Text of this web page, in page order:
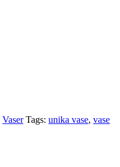
Vaser Tags: unika vase, vase